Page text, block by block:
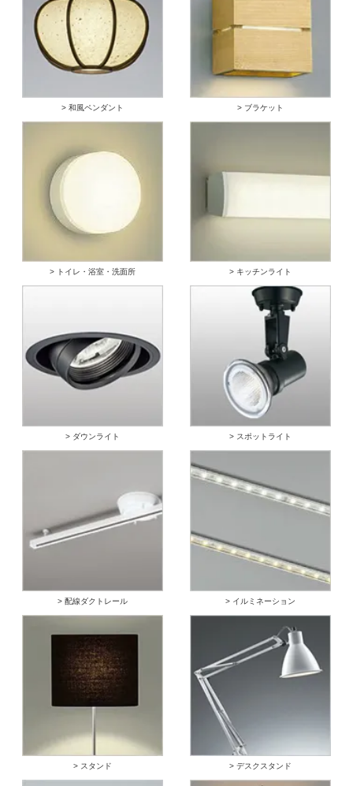
> 和風ペンダント > ブラケット
> トイレ・浴室・洗面所 > キッチンライト
> ダウンライト > スポットライト
> 配線ダクトレール > イルミネーション
> スタンド > デスクスタンド